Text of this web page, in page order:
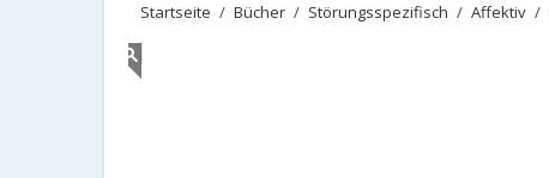
Startseite Bücher Störungsspezifisch Affektiv